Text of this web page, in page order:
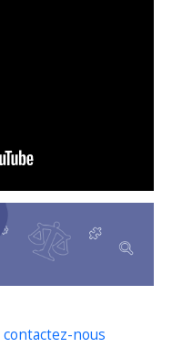
contactez-nous